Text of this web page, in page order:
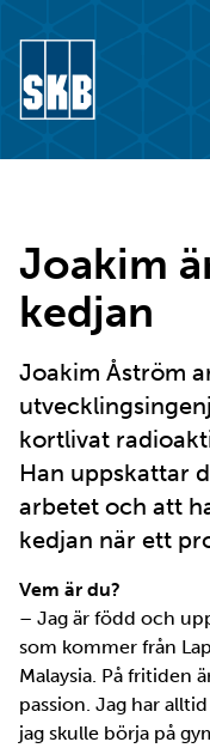
Joakim
kedjan
Joakim Åström
kortlivat
Han uppskattar
arbetet och att
kedjan när ett
Vem är du?
– Jag är född och
som kommer från
Malaysia. På fritiden
passion. Jag har
jag skulle börja på